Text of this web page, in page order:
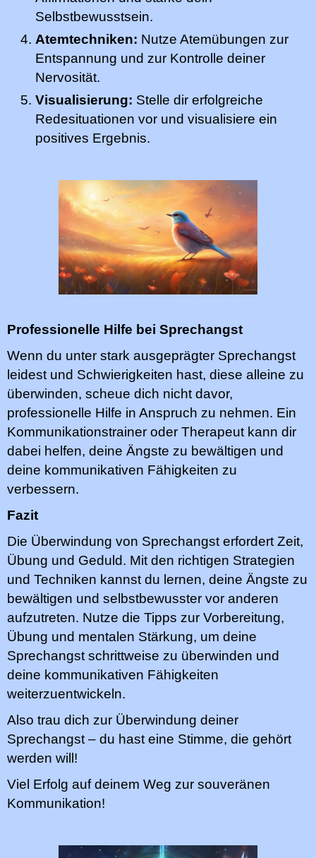
Selbstbewusstsein.
Atemtechniken: Nutze Atemübungen zur
Entspannung und zur Kontrolle deiner
Nervosität.
Visualisierung: Stelle dir erfolgreiche
Redesituationen vor und visualisiere ein
positives Ergebnis.
Professionelle Hilfe bei Sprechangst
Wenn du unter stark ausgeprägter Sprechangst
leidest und Schwierigkeiten hast, diese alleine zu
überwinden, scheue dich nicht davor,
professionelle Hilfe in Anspruch zu nehmen. Ein
Kommunikationstrainer oder Therapeut kann dir
dabei helfen, deine Ängste zu bewältigen und
deine kommunikativen Fähigkeiten zu
verbessern.
Fazit
Die Überwindung von Sprechangst erfordert Zeit,
Übung und Geduld. Mit den richtigen Strategien
und Techniken kannst du lernen, deine Ängste zu
bewältigen und selbstbewusster vor anderen
aufzutreten. Nutze die Tipps zur Vorbereitung,
Übung und mentalen Stärkung, um deine
Sprechangst schrittweise zu überwinden und
deine kommunikativen Fähigkeiten
weiterzuentwickeln.
Also trau dich zur Überwindung deiner
Sprechangst – du hast eine Stimme, die gehört
werden will!
Viel Erfolg auf deinem Weg zur souveränen
Kommunikation!